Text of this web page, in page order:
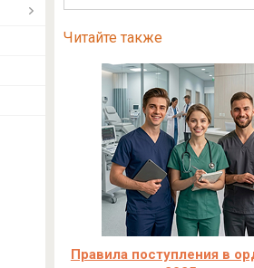
Читайте также
Правила поступления в